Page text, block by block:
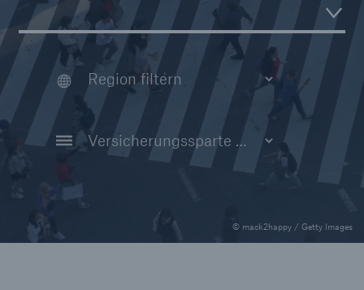
© mack2happy / Getty Images
Tech Trend Radar 2026
Our expert perspective for insurance